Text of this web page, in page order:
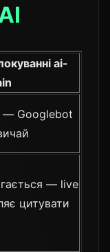
ai-
— Googlebot
— live
цитувати